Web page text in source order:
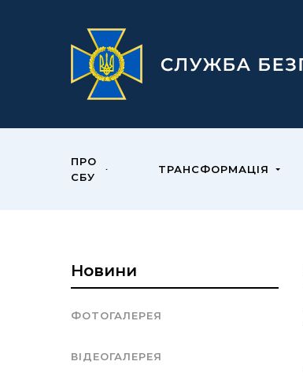
ПРО
СБУ
ТРАНСФОРМАЦІЯ
Новини
ФОТОГАЛЕРЕЯ
ВІДЕОГАЛЕРЕЯ